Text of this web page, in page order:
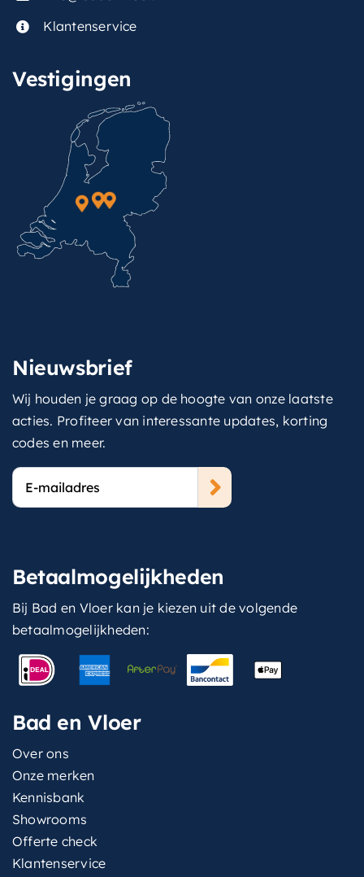
Klantenservice
Vestigingen
Nieuwsbrief
Wij houden je graag op de hoogte van onze laatste
acties. Profiteer van interessante updates, korting
codes en meer.
E-
mailadres
Betaalmogelijkheden
Bij Bad en Vloer kan je kiezen uit de volgende
betaalmogelijkheden:
Bad en Vloer
Over ons
Onze merken
Kennisbank
Showrooms
Offerte check
Klantenservice